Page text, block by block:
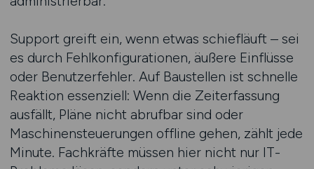
Support greift ein, wenn etwas schiefläuft – sei
es durch Fehlkonfigurationen, äußere Einflüsse
oder Benutzerfehler. Auf Baustellen ist schnelle
Reaktion essenziell: Wenn die Zeiterfassung
ausfällt, Pläne nicht abrufbar sind oder
Maschinensteuerungen offline gehen, zählt jede
Minute. Fachkräfte müssen hier nicht nur IT-